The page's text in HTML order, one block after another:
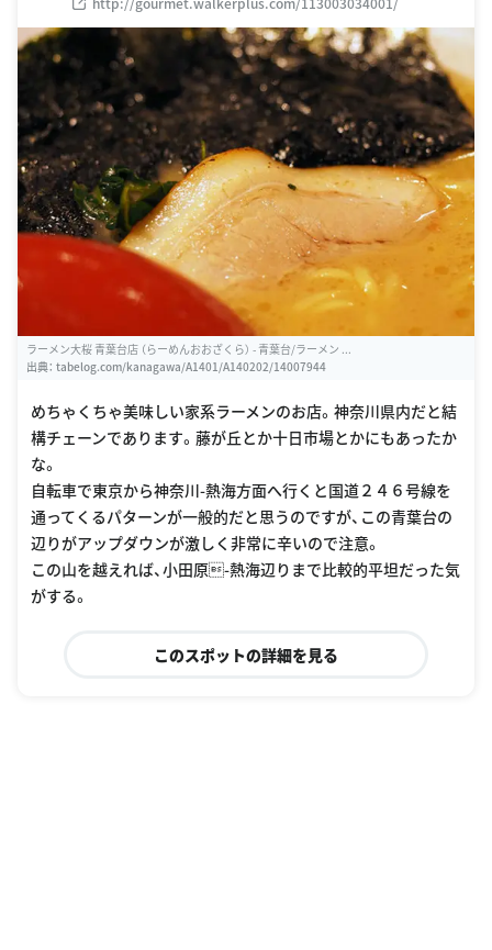
ラーメン大桜 青葉台店 （らーめんおおざくら） - 青葉台/ラーメン ...
出典： tabelog.com/kanagawa/A1401/A140202/14007944
めちゃくちゃ美味しい家系ラーメンのお店。神奈川県内だと結
構チェーンであります。藤が丘とか十日市場とかにもあったか
な。
自転車で東京から神奈川-熱海方面へ行くと国道２４６号線を
通ってくるパターンが一般的だと思うのですが、この青葉台の
辺りがアップダウンが激しく非常に辛いので注意。
この山を越えれば、小田原-熱海辺りまで比較的平坦だった気
がする。
このスポットの詳細を見る